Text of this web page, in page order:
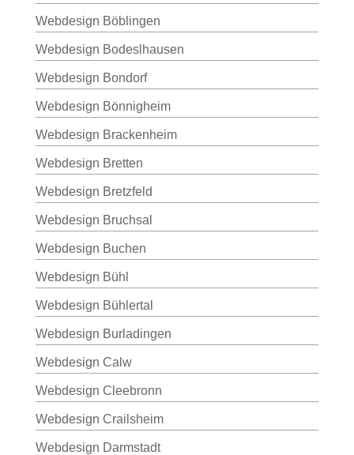
Webdesign Böblingen
Webdesign Bodeslhausen
Webdesign Bondorf
Webdesign Bönnigheim
Webdesign Brackenheim
Webdesign Bretten
Webdesign Bretzfeld
Webdesign Bruchsal
Webdesign Buchen
Webdesign Bühl
Webdesign Bühlertal
Webdesign Burladingen
Webdesign Calw
Webdesign Cleebronn
Webdesign Crailsheim
Webdesign Darmstadt